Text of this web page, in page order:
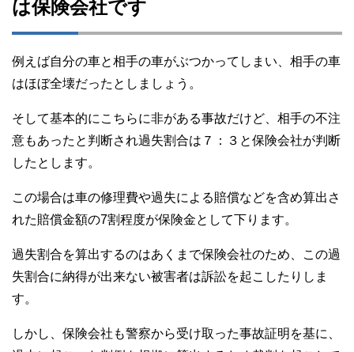
は保険会社です
例えば自分の車と相手の車がぶつかってしまい、相手の車
はほぼ全壊だったとしましょう。
そして基本的にこちらに非がある事故だけど、相手の不注
意もあったと判断され過失割合は７：３と保険会社が判断
したとします。
この場合は車の修理費や過失による賠償などを含め算出さ
れた賠償金額の7割程度が保険金として下ります。
過失割合を算出するのはあくまで保険会社のため、この過
失割合に納得が出来ない被害者は訴訟を起こしたりしま
す。
しかし、保険会社も警察から受け取った事故証明を基に、